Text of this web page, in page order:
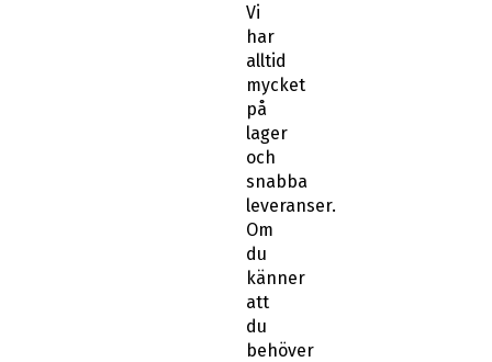
Vi
har
alltid
mycket
på
lager
och
snabba
leveranser.
Om
du
känner
att
du
behöver